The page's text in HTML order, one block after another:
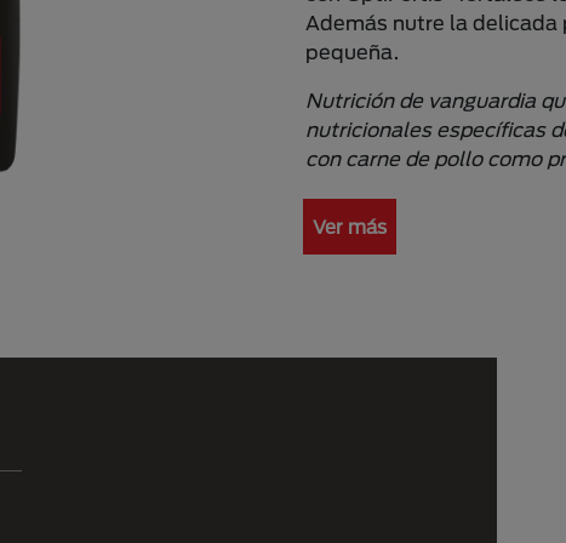
Además nutre la delicada
pequeña.
Nutrición de vanguardia
nutricionales específicas
con carne de pollo como
Ver más